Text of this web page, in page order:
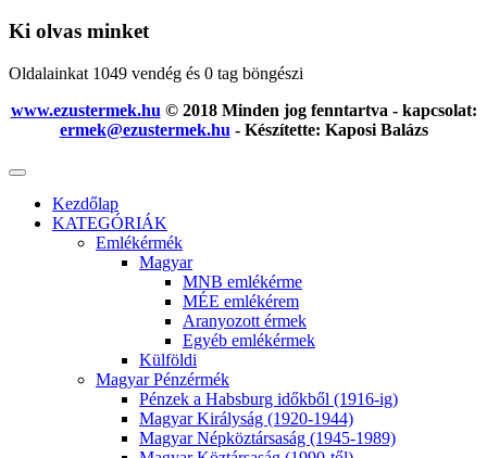
Ki olvas minket
Oldalainkat 1049 vendég és 0 tag böngészi
www.ezustermek.hu © 2018 Minden jog fenntartva - kapcsolat:
ermek@ezustermek.hu - Készítette: Kaposi Balázs
Kezdőlap
KATEGÓRIÁK
Emlékérmék
Magyar
MNB emlékérme
MÉE emlékérem
Aranyozott érmek
Egyéb emlékérmek
Külföldi
Magyar Pénzérmék
Pénzek a Habsburg időkből (1916-ig)
Magyar Királyság (1920-1944)
Magyar Népköztársaság (1945-1989)